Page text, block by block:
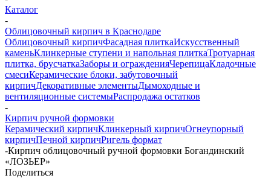
Каталог
-
Облицовочный кирпич в Краснодаре
Облицовочный кирпичФасадная плиткаИскусственный
каменьКлинкерные ступени и напольная плиткаТротуарная
плитка, брусчаткаЗаборы и огражденияЧерепицаКладочные
смесиКерамические блоки, забутовочный
кирпичДекоративные элементыДымоходные и
вентиляционные системыРаспродажа остатков
-
Кирпич ручной формовки
Керамический кирпичКлинкерный кирпичОгнеупорный
кирпичПечной кирпичРигель формат
-Кирпич облицовочный ручной формовки Богандинский
«ЛОЗЬЕР»
Поделиться